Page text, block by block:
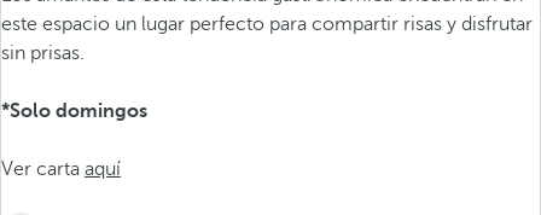
este espacio un lugar perfecto para compartir risas y disfrutar
sin prisas.
*Solo domingos
Ver carta aquí